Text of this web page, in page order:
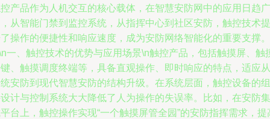
产品作为人机交互的核心载体，在智慧安防网中的应用日趋广
从智能门禁到监控系统，从指挥中心到社区安防，触控技术提
操作的便捷性和响应速度，成为安防网络智能化的重要支撑。
一、触控技术的优势与应用场景\n触控产品，包括触摸屏、触
、触摸调度终端等，具备直观操作、即时响应的特点，适应从
安防到现代智慧安防的结构升级。在系统层面，触控设备的组
计与控制系统大大降低了人为操作的失误率。比如，在安防集
台上，触控操作实现“一个触摸屏管全园”的安防指挥需求，提